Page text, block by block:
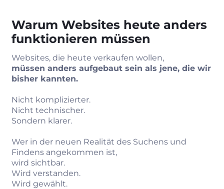
Warum Websites heute anders
funktionieren müssen
Websites, die heute verkaufen wollen,
müssen anders aufgebaut sein als jene, die wir
bisher kannten.
Nicht komplizierter.
Nicht technischer.
Sondern klarer.
Wer in der neuen Realität des Suchens und
Findens angekommen ist,
wird sichtbar.
Wird verstanden.
Wird gewählt.